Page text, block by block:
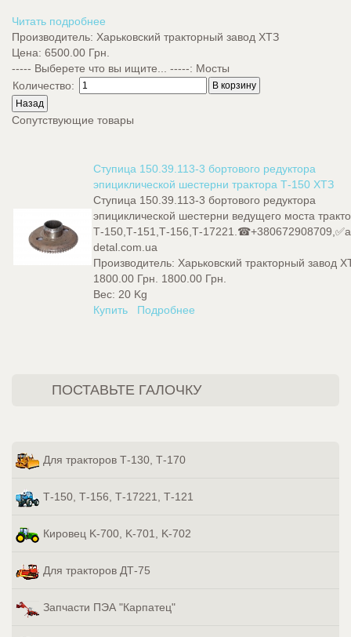
Читать подробнее
Производитель: Харьковский тракторный завод ХТЗ
Цена: 6500.00 Грн.
----- Выберете что вы ищите... -----: Мосты
Количество:
Сопутствующие товары
Ступица 150.39.113-3 бортового редуктора
эпициклической шестерни трактора Т-150 ХТЗ
Ступица 150.39.113-3 бортового редуктора
эпициклической шестерни ведущего моста
Т-150,Т-151,Т-156,Т-
detal.com.ua
Производитель: Харьковский тракторный завод
1800.00 Грн. 1800.00 Грн.
Вес: 20 Kg
Купить
Подробнее
ПОСТАВЬТЕ ГАЛОЧКУ
Для тракторов Т-130, Т-170
Т-150, Т-156, Т-17221, Т-121
Кировец K-700, K-701, K-702
Для тракторов ДТ-75
Запчасти ПЭА "Карпатец"